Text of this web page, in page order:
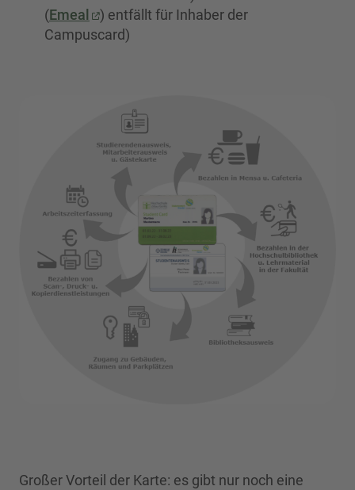
(Emeal
) entfällt für Inhaber der
Campuscard)
Großer Vorteil der Karte: es gibt nur noch eine